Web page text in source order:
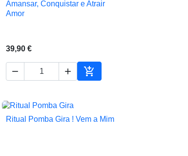
Amansar, Conquistar e Atrair
Amor
39,90 €
  
Adicionar ao carrinho
 Vista rápida
Ritual Pomba Gira ! Vem a Mim